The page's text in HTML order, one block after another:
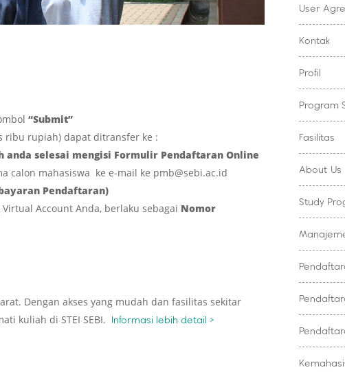
“Submit”
ribu rupiah) dapat ditransfer ke :
selesai mengisi Formulir Pendaftaran Online
mahasiswa ke e-mail ke pmb@sebi.ac.id
Pendaftaran)
Account Anda, berlaku sebagai Nomor
Dengan akses yang mudah dan fasilitas sekitar
kuliah di STEI SEBI.
Informasi lebih detail >
User
Kontak
Profil
Program
Fasilitas
About Us
Study